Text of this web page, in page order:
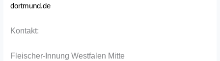
dortmund.de
Kontakt:
Fleischer-Innung Westfalen Mitte